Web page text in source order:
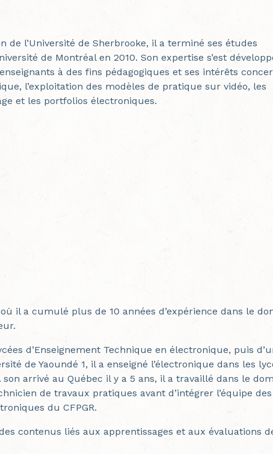
de l’Université de Sherbrooke, il a terminé ses études
de Montréal en 2010. Son expertise s’est
à des fins pédagogiques et ses intérêts
l’exploitation des modèles de pratique sur vidéo, les
et les portfolios électroniques.
il a cumulé plus de 10 années d’expérience dans le
d’Enseignement Technique en électronique, puis
de Yaoundé 1, il a enseigné l’électronique dans les
arrivé au Québec il y a 5 ans, il a travaillé dans le
de travaux pratiques avant d’intégrer l’équipe des
du CFPGR.
contenus liés aux apprentissages et aux évaluations